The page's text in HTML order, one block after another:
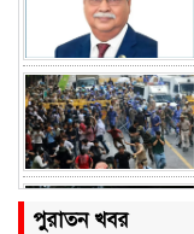
পুরাতন খবর